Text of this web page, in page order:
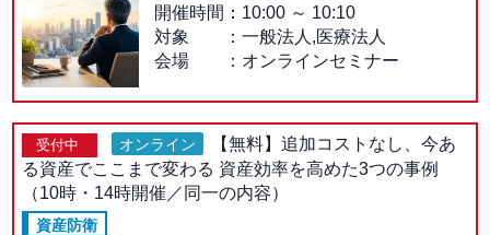
開催時間： 10:00～ 10:10
対象
一般法人,医療法人
会場
オンラインセミナー
受付中 オンライン
【無料】追加コストなし、今あ
る資産でここまで変わる 資産効率を高めた3つの事例
（10時・14時開催／同一の内容）
資産防衛